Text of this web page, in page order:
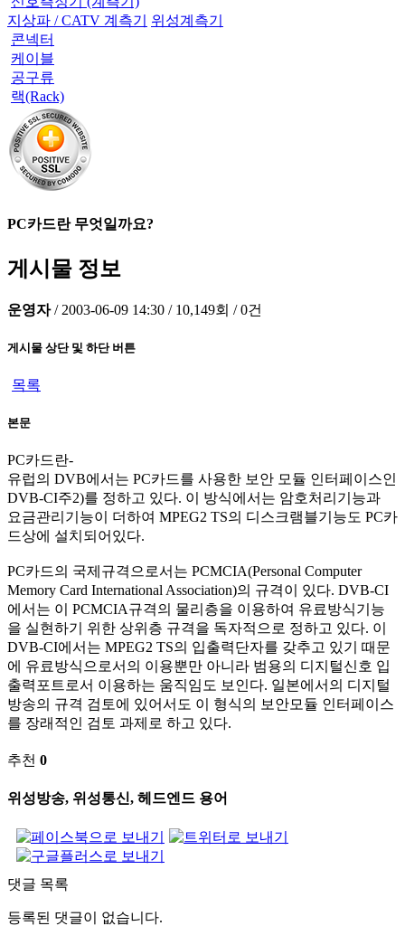
지상파 / CATV 계측기
위성계측기
콘넥터
케이블
공구류
랙(Rack)
PC카드란 무엇일까요?
게시물 정보
운영자 / 2003-06-09 14:30 / 10,149회 / 0건
게시물 상단 및 하단 버튼
목록
본문
PC카드란-
유럽의 DVB에서는 PC카드를 사용한 보안 모듈 인터페이스인
DVB-CI주2)를 정하고 있다. 이 방식에서는 암호처리기능과
요금관리기능이 더하여 MPEG2 TS의 디스크램블기능도 PC카
드상에 설치되어있다.
PC카드의 국제규격으로서는 PCMCIA(Personal Computer
Memory Card International Association)의 규격이 있다. DVB-CI
에서는 이 PCMCIA규격의 물리층을 이용하여 유료방식기능
을 실현하기 위한 상위층 규격을 독자적으로 정하고 있다. 이
DVB-CI에서는 MPEG2 TS의 입출력단자를 갖추고 있기 때문
에 유료방식으로서의 이용뿐만 아니라 범용의 디지털신호 입
출력포트로서 이용하는 움직임도 보인다. 일본에서의 디지털
방송의 규격 검토에 있어서도 이 형식의 보안모듈 인터페이스
를 장래적인 검토 과제로 하고 있다.
추천 0
위성방송, 위성통신, 헤드엔드 용어
댓글 목록
등록된 댓글이 없습니다.